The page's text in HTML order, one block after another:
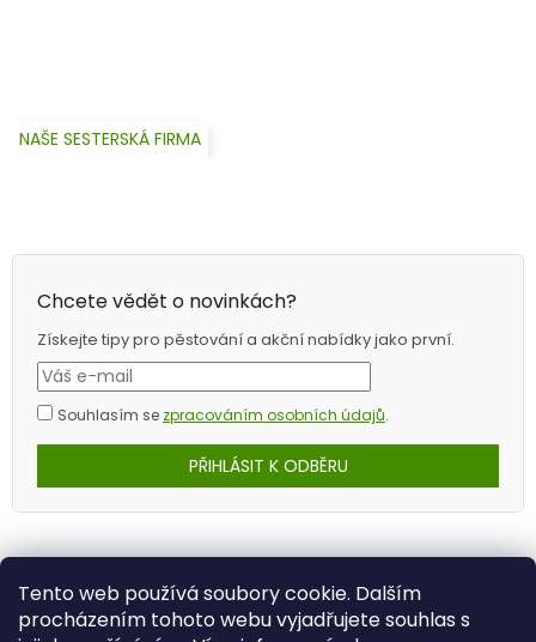
Tento web používá soubory cookie. Dalším
procházením tohoto webu vyjadřujete souhlas s
NAŠE SESTERSKÁ FIRMA
Chcete vědět o novinkách?
Získejte tipy pro pěstování a akční nabídky jako první.
Souhlasím se zpracováním osobních údajů.
PŘIHLÁSIT K ODBĚRU